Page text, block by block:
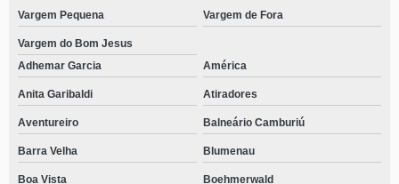
Vargem Pequena Vargem de Fora
Vargem do Bom Jesus
Adhemar Garcia
América
Anita Garibaldi Atiradores
Aventureiro Balneário Camburiú
Barra Velha Blumenau
Boa Vista Boehmerwald